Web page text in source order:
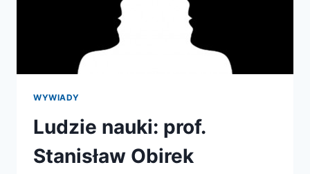
WYWIADY
Ludzie nauki: prof.
Stanisław Obirek